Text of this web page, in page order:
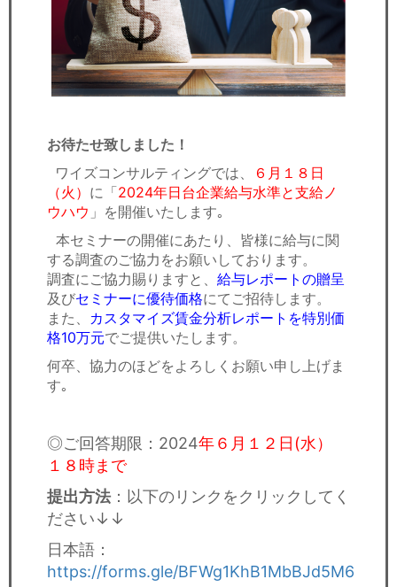
お待たせ致しました！
ワイズコンサルティングでは、
６月１８日
（火） に「2024年日台企業給与水準と支給ノ
ウハウ​ 」を開催いたします｡
本セミナーの開催にあたり、皆様に給与に関
する調査のご協力をお願いしております。
調査にご協力賜りますと、 給与レポートの贈呈
及びセミナーに優待価格にてご招待します。
また、 カスタマイズ賃金分析レポートを特別価
格10万元でご提供いたします。
何卒、協力のほどをよろしくお願い申し上げま
す｡
◎ご回答期限：2024年６月１２日(水）
１８時まで
提出方法：以下のリンクをクリックしてく
ださい↓↓
日本語：
https://forms.gle/BFWg1KhB1MbBJd5M6